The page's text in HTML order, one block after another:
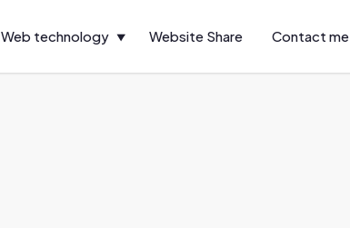
Web technology Website Share Contact me